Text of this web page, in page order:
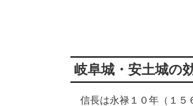
岐阜城・安土城の
信長は永禄１０年（１５